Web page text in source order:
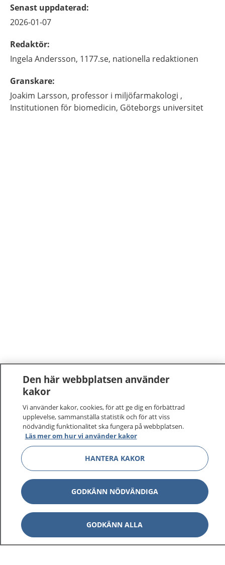
Senast uppdaterad:
2026-01-07
Redaktör:
Ingela Andersson, 1177.se, nationella redaktionen
Granskare:
Joakim Larsson, professor i miljöfarmakologi ,
Institutionen för biomedicin, Göteborgs universitet
1177–tryggt om din hälsa och vård
På 1177.se får du råd om hälsa och information om
sjukdomar och vilka mottagningar du kan kontakta.
Logga in för att läsa din journal och göra dina
vårdärenden. Ring telefonnummer 1177 för
sjukvårdsrådgivning dygnet runt.
1177 ger dig råd när du vill må bättre.
Den här webbplatsen använder
kakor
Vi använder kakor, cookies, för att ge dig en förbättrad
upplevelse, sammanställa statistik och för att viss
nödvändig funktionalitet ska fungera på webbplatsen.
Läs mer om hur vi använder kakor
HANTERA KAKOR
GODKÄNN NÖDVÄNDIGA
GODKÄNN ALLA